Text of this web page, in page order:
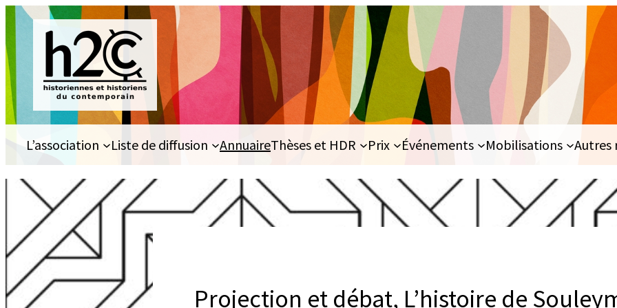
Aller
au
contenu
L’association Liste de diffusion AnnuaireThèses et HDR Prix Événements Mobilisations Autres
Projection et débat, L’histoire de